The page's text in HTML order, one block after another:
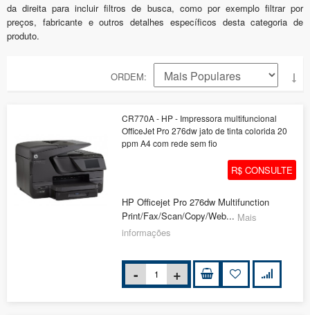
da direita para incluir filtros de busca, como por exemplo filtrar por
preços, fabricante e outros detalhes específicos desta categoria de
produto.
ORDEM
CR770A - HP - Impressora multifuncional
OfficeJet Pro 276dw jato de tinta colorida 20
ppm A4 com rede sem fio
R$ CONSULTE
HP Officejet Pro 276dw Multifunction
Print/Fax/Scan/Copy/Web... Mais
informações